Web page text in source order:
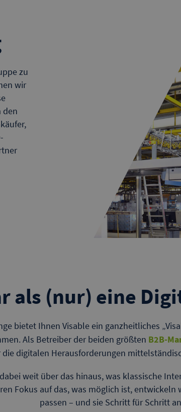
zu
wir
den
als (nur) eine
bietet Ihnen Visable ein ganzheitliches
Als Betreiber der beiden größten B2B-
digitalen Herausforderungen
weit über das hinaus, was klassische
Fokus auf das, was möglich ist,
passen – und sie Schritt für Schritt